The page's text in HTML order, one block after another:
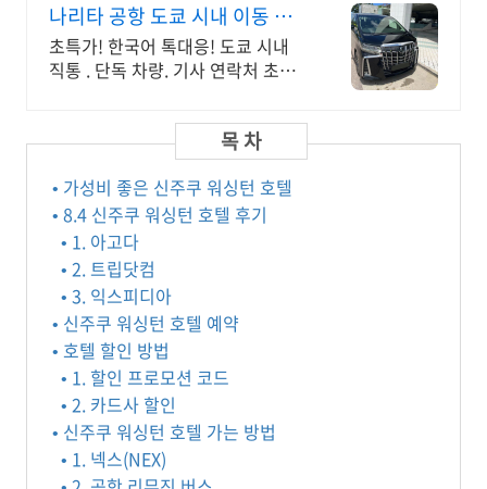
나리타 공항 도쿄 시내 이동 출
장자 기업체 선호 서비스
초특가! 한국어 톡대응! 도쿄 시내
직통 . 단독 차량. 기사 연락처 초록
우선, 전시장, 골프장 이동!
• 가성비 좋은 신주쿠 워싱턴 호텔
• 8.4 신주쿠 워싱턴 호텔 후기
• 1. 아고다
• 2. 트립닷컴
• 3. 익스피디아
• 신주쿠 워싱턴 호텔 예약
• 호텔 할인 방법
• 1. 할인 프로모션 코드
• 2. 카드사 할인
• 신주쿠 워싱턴 호텔 가는 방법
• 1. 넥스(NEX)